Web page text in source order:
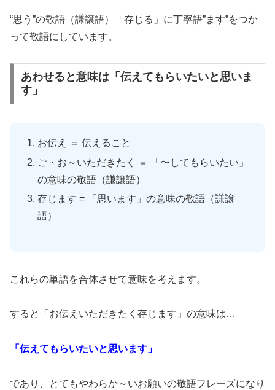
“思う”の敬語（謙譲語）「存じる」に丁寧語”ます”をつか
って敬語にしています。
あわせると意味は「伝えてもらいたいと思いま
す」
お伝え ＝ 伝えること
ご・お～いただきたく ＝ 「〜してもらいたい」
の意味の敬語（謙譲語）
存じます = 「思います」の意味の敬語（謙譲
語）
これらの単語を合体させて意味を考えます。
すると「お伝えいただきたく存じます」の意味は…
「伝えてもらいたいと思います」
であり、とてもやわらか～いお願いの敬語フレーズになり